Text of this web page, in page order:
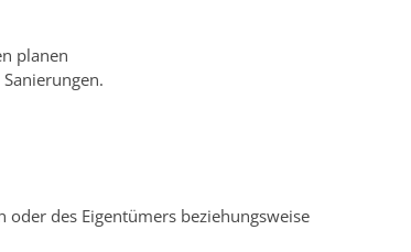
planen
des Eigentümers beziehungsweise